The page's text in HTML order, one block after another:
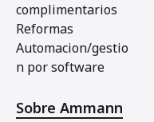
complimentarios
Reformas
Automacion/gestio
n por software
Sobre Ammann